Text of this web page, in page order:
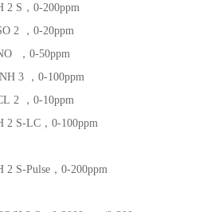
2 S，0-200ppm
2 ，0-20ppm
，0-50ppm
3 ，0-100ppm
2 ，0-10ppm
2 S-LC，0-100ppm
S-Pulse，0-200ppm